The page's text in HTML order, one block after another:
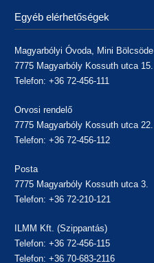
Egyéb elérhetőségek
Magyarbólyi Óvoda, Mini Bölcsöde
7775 Magyarbóly Kossuth utca 15.
Telefon: +36 72-456-111
Orvosi rendelő
7775 Magyarbóly Kossuth utca 22.
Telefon: +36 72-456-112
Posta
7775 Magyarbóly Kossuth utca 3.
Telefon: +36 72-210-121
ILMM Kft. (Szippantás)
Telefon: +36 72-456-115
Telefon: +36 70-683-2116